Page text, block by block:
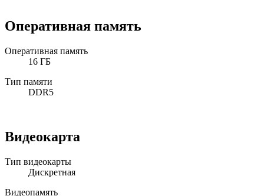
Оперативная память
Оперативная память
16 ГБ
Тип памяти
DDR5
Видеокарта
Тип видеокарты
Дискретная
Видеопамять